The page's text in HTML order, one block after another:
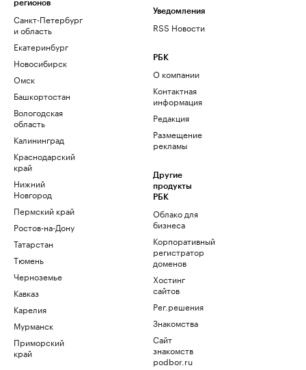
регионов
Санкт-Петербург
и область
Екатеринбург
Новосибирск
Омск
Башкортостан
Вологодская
область
Калининград
Краснодарский
край
Нижний
Новгород
Пермский край
Ростов-на-Дону
Татарстан
Тюмень
Черноземье
Кавказ
Карелия
Мурманск
Приморский
край
Уведомления
RSS Новости
РБК
О компании
Контактная
информация
Редакция
Размещение
рекламы
Другие
продукты
РБК
Облако для
бизнеса
Корпоративный
регистратор
доменов
Хостинг
сайтов
Рег.решения
Знакомства
Сайт
знакомств
podbor.ru